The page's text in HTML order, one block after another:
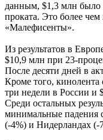
данным, $1,3 млн было
проката. Это более
«Малефисенты».
Из результатов в
$10,9 млн при 23-
После десяти дней в
Кроме того,
три недели в России и
Среди остальных
минимальные падения
(-4%) и Нидерландах (-